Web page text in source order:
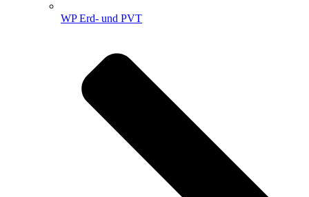
WP Erd- und PVT